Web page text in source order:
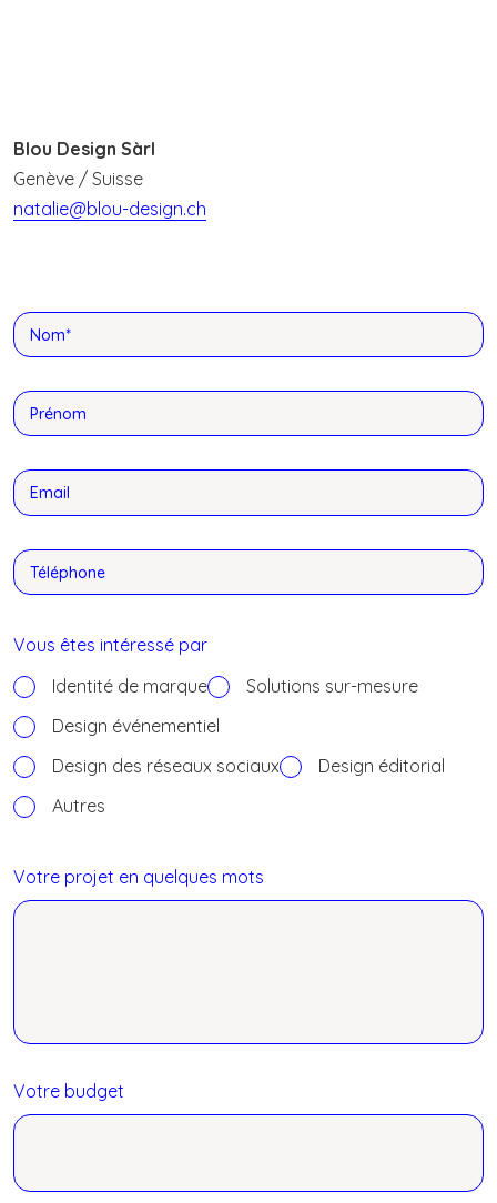
Blou Design Sàrl
Genève / Suisse
natalie@blou-design.ch
Nom*
Prénom
Email
Téléphone
Vous êtes intéressé par
Identité de marque
Solutions sur-mesure
Design événementiel
Design des réseaux sociaux
Design éditorial
Autres
Votre projet en quelques mots
Votre budget